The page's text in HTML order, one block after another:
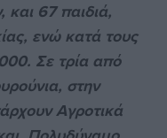
67 παιδιά,
ενώ κατά τους
Σε τρία από
στην
Αγροτικά